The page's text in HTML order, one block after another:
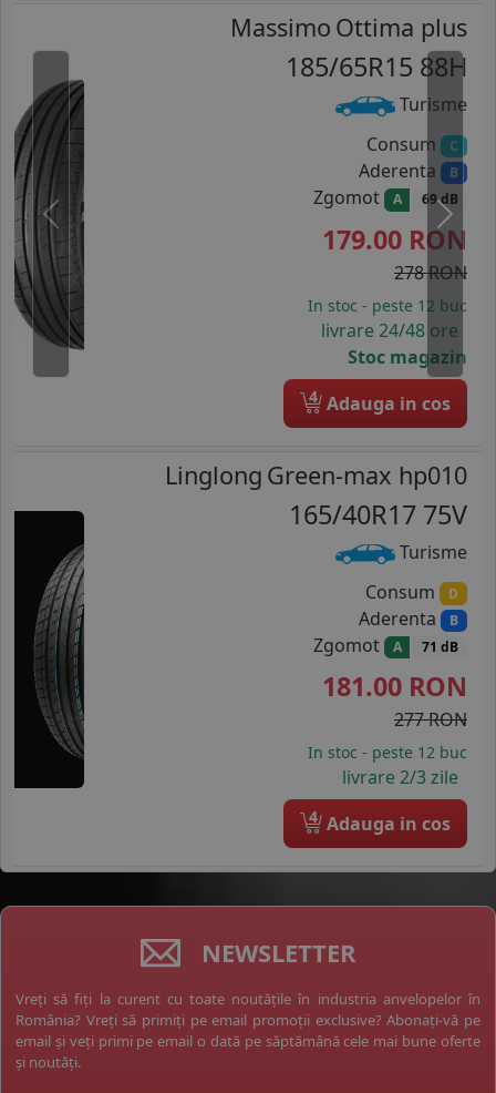
Massimo Ottima plus
185/65R15 88H
Turisme
Consum C
Aderenta B
Zgomot A 69 dB
179.00 RON
278 RON
In stoc - peste 12 buc
livrare 24/48 ore
Stoc magazin
4 Adauga in cos
Linglong Green-max hp010
165/40R17 75V
Turisme
Consum D
Aderenta B
Zgomot A 71 dB
181.00 RON
277 RON
In stoc - peste 12 buc
livrare 2/3 zile
4 Adauga in cos
Previous Next
NEWSLETTER
Vreți să fiți la curent cu toate noutățile în industria anvelopelor în
România? Vreți să primiți pe email promoții exclusive? Abonați-vă pe
email și veți primi pe email o dată pe săptămână cele mai bune oferte
și noutăți.